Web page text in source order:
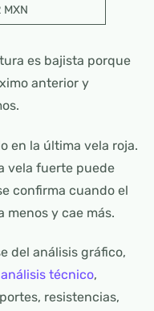
es bajista porque
anterior y
en la última vela roja.
vela fuerte puede
confirma cuando el
menos y cae más.
del análisis gráfico,
análisis técnico,
resistencias,